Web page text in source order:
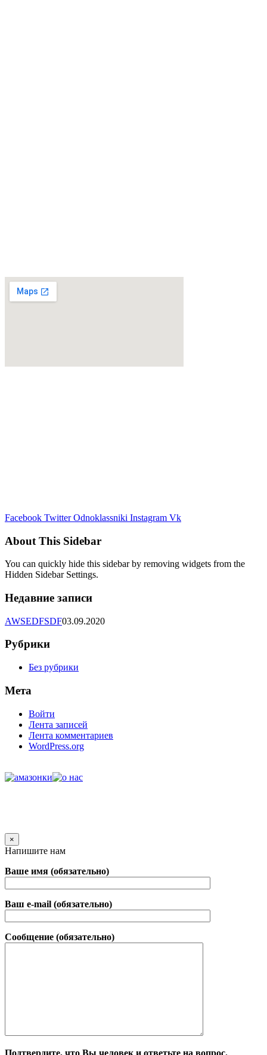
Facebook Twitter Odnoklassniki Instagram Vk
About This Sidebar
You can quickly hide this sidebar by removing widgets from the
Hidden Sidebar Settings.
Недавние записи
AWSEDFSDF03.09.2020
Рубрики
Без рубрики
Мета
Войти
Лента записей
Лента комментариев
WordPress.org
×
Напишите нам
Ваше имя (обязательно)
Ваш e-mail (обязательно)
Сообщение (обязательно)
Подтвердите, что Вы человек и ответьте на вопрос.